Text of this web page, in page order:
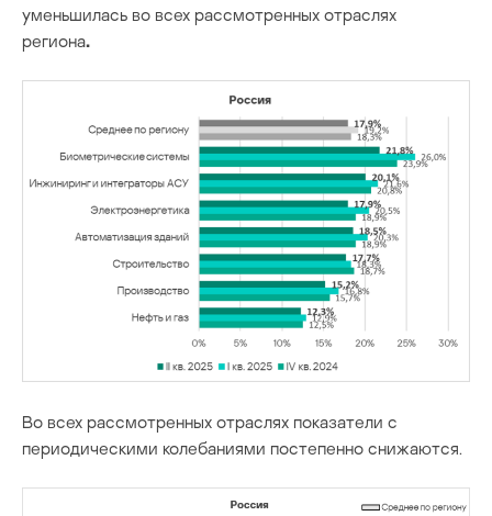
уменьшилась во всех рассмотренных отраслях
региона.
Во всех рассмотренных отраслях показатели с
периодическими колебаниями постепенно снижаются.